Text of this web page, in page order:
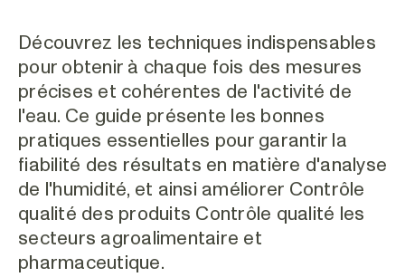
Découvrez les techniques indispensables
pour obtenir à chaque fois des mesures
précises et cohérentes de l'activité de
l'eau. Ce guide présente les bonnes
pratiques essentielles pour garantir la
fiabilité des résultats en matière d'analyse
de l'humidité, et ainsi améliorer Contrôle
qualité des produits Contrôle qualité les
secteurs agroalimentaire et
pharmaceutique.